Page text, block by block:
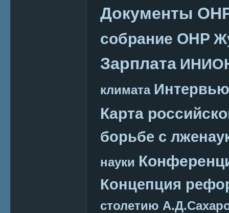
Документы
собрание ОНР
Зарплата
климата Интервью
Карта
борьбе с
науки
Концепция
столетию